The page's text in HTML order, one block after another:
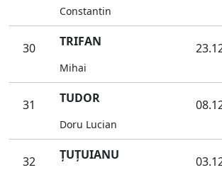
Constantin
30 TRIFAN
Mihai
31 TUDOR
Doru Lucian
32 ŢUŢUIANU